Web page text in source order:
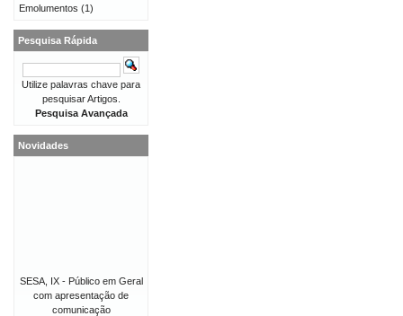
Emolumentos (1)
Pesquisa Rápida
Utilize palavras chave para
pesquisar Artigos.
Pesquisa Avançada
Novidades
SESA, IX - Público em Geral
com apresentação de
comunicação